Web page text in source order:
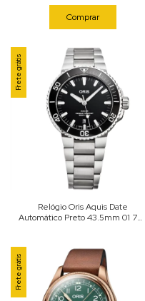
Comprar
Frete grátis
Relógio Oris Aquis Date
Automático Preto 43.5mm 01 733
Frete grátis